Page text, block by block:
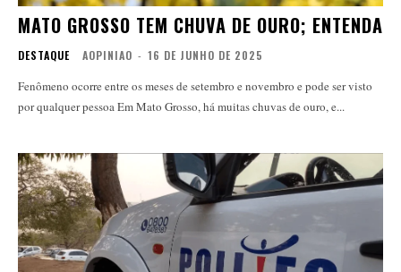
MATO GROSSO TEM CHUVA DE OURO; ENTENDA
DESTAQUE AOPINIAO - 16 DE JUNHO DE 2025
Fenômeno ocorre entre os meses de setembro e novembro e pode ser visto
por qualquer pessoa Em Mato Grosso, há muitas chuvas de ouro, e...